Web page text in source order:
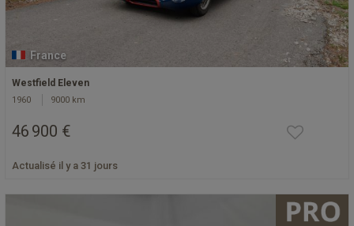
France
Westfield Eleven
1960 9000 km
46 900 €
Actualisé il y a 31 jours